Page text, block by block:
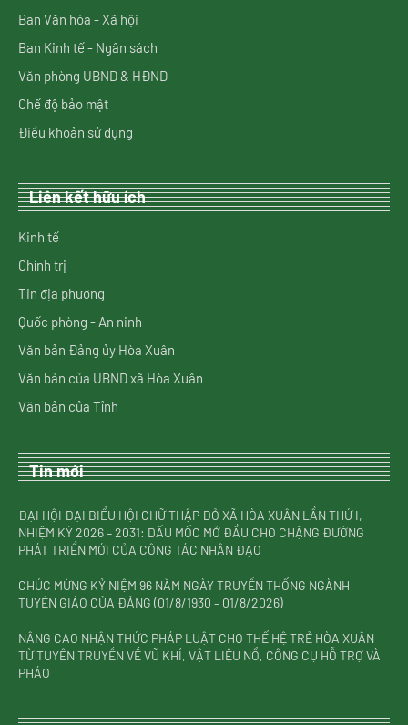
Ban Văn hóa - Xã hội
Ban Kinh tế - Ngân sách
Văn phòng UBND & HĐND
Chế độ bảo mật
Điều khoản sử dụng
Liên kết hữu ích
Kinh tế
Chính trị
Tin địa phương
Quốc phòng - An ninh
Văn bản Đảng ủy Hòa Xuân
Văn bản của UBND xã Hòa Xuân
Văn bản của Tỉnh
Tin mới
ĐẠI HỘI ĐẠI BIỂU HỘI CHỮ THẬP ĐỎ XÃ HÒA XUÂN LẦN THỨ I,
NHIỆM KỲ 2026 – 2031: DẤU MỐC MỞ ĐẦU CHO CHẶNG ĐƯỜNG
PHÁT TRIỂN MỚI CỦA CÔNG TÁC NHÂN ĐẠO
CHÚC MỪNG KỶ NIỆM 96 NĂM NGÀY TRUYỀN THỐNG NGÀNH
TUYÊN GIÁO CỦA ĐẢNG (01/8/1930 – 01/8/2026)
NÂNG CAO NHẬN THỨC PHÁP LUẬT CHO THẾ HỆ TRẺ HÒA XUÂN
TỪ TUYÊN TRUYỀN VỀ VŨ KHÍ, VẬT LIỆU NỔ, CÔNG CỤ HỖ TRỢ VÀ
PHÁO